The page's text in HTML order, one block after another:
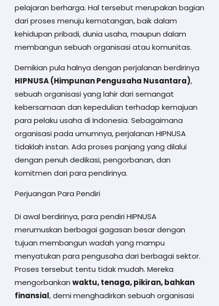
pelajaran berharga. Hal tersebut merupakan bagian
dari proses menuju kematangan, baik dalam
kehidupan pribadi, dunia usaha, maupun dalam
membangun sebuah organisasi atau komunitas.
Demikian pula halnya dengan perjalanan berdirinya
HIPNUSA (Himpunan Pengusaha Nusantara),
sebuah organisasi yang lahir dari semangat
kebersamaan dan kepedulian terhadap kemajuan
para pelaku usaha di Indonesia. Sebagaimana
organisasi pada umumnya, perjalanan HIPNUSA
tidaklah instan. Ada proses panjang yang dilalui
dengan penuh dedikasi, pengorbanan, dan
komitmen dari para pendirinya.
Perjuangan Para Pendiri
Di awal berdirinya, para pendiri HIPNUSA
merumuskan berbagai gagasan besar dengan
tujuan membangun wadah yang mampu
menyatukan para pengusaha dari berbagai sektor.
Proses tersebut tentu tidak mudah. Mereka
mengorbankan waktu, tenaga, pikiran, bahkan
finansial, demi menghadirkan sebuah organisasi